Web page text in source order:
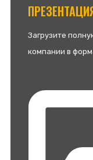
Загрузите
компании в